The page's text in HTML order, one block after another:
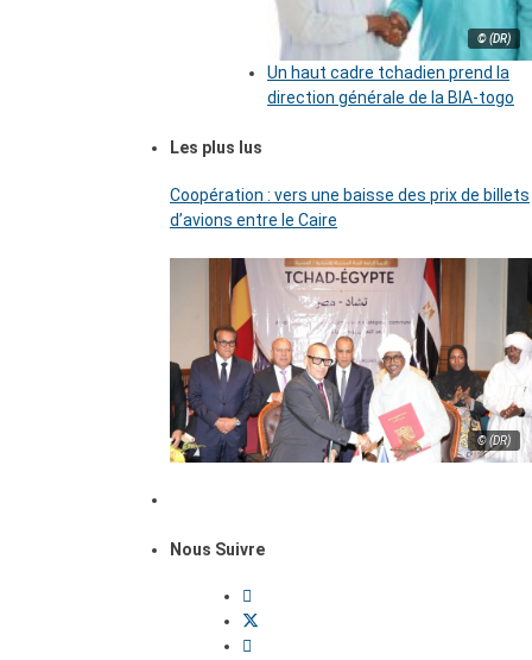
© (DR)
Un haut cadre tchadien prend la
direction générale de la BIA-togo
Les plus lus
Coopération : vers une baisse des prix de billets
d’avions entre le Caire
© (DR)
Nous Suivre